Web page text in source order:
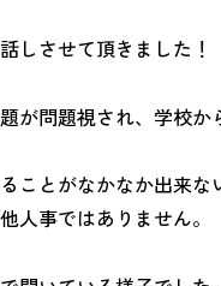
しさせて頂きました！
が問題視され、学校か
ことがなかなか出来
人事ではありません。